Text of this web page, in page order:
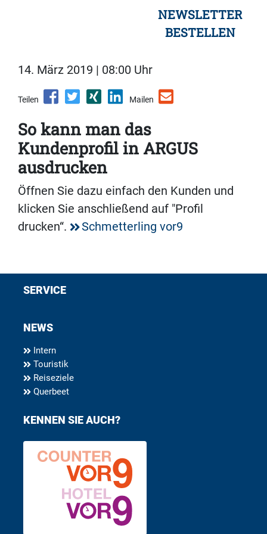
NEWSLETTER
BESTELLEN
14. März 2019 | 08:00 Uhr
Teilen Mailen
So kann man das
Kundenprofil in ARGUS
ausdrucken
Öffnen Sie dazu einfach den Kunden und
klicken Sie anschließend auf "Profil
drucken“.
Schmetterling vor9
SERVICE
NEWS
Intern
Touristik
Reiseziele
Querbeet
KENNEN SIE AUCH?